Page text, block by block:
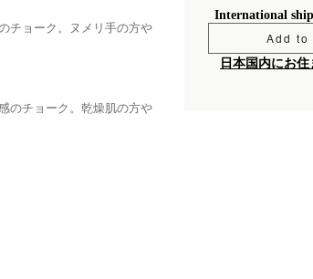
チョーク。ヌメリ手の方や
のチョーク。乾燥肌の方や
International
Add
日本国内にお